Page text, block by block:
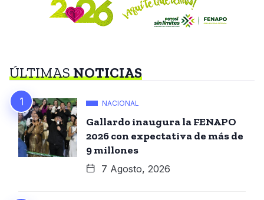
ÚLTIMASNOTICIAS
NACIONAL
Gallardo inaugura la FENAPO
2026 con expectativa de más de
9 millones
7 Agosto, 2026